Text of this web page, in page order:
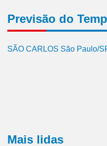
Previsão do
SÃO CARLOS São Paulo/
Mais lidas